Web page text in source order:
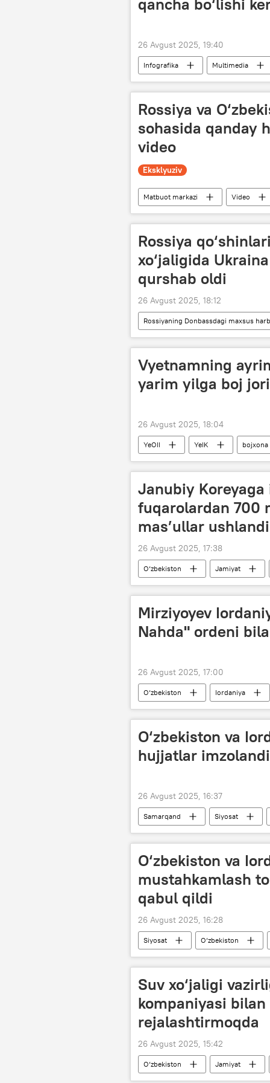
26 Avgust 2025, 19:40
Infografika Multimedia
Rossiya va
sohasida qanday
video
Eksklyuziv
Matbuot markazi Video
matbuot-anjuman
anjuman
Rossiya
xo‘jaligida
qurshab oldi
26 Avgust 2025, 18:12
Rossiyaning Donbassdagi maxsus
Ukraina
Lugansk xalq
Vyetnamning
yarim yilga boj
26 Avgust 2025, 18:04
YeOII YeIK bojxona
Janubiy
fuqarolardan 700
mas’ullar ushlandi
26 Avgust 2025, 17:38
O‘zbekiston Jamiyat
Migratsiya agentligi
Mirziyoyev
Nahda" ordeni
26 Avgust 2025, 17:00
O‘zbekiston Iordaniya
Siyosat
O‘zbekiston va
hujjatlar
26 Avgust 2025, 16:37
Samarqand Siyosat
O‘zbekiston va
mustahkamlash
qabul qildi
26 Avgust 2025, 16:28
Siyosat O‘zbekiston
Suv xo‘jaligi
kompaniyasi
rejalashtirmoqda
26 Avgust 2025, 15:42
O‘zbekiston Jamiyat